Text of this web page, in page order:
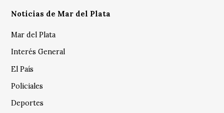
Noticias de Mar del Plata
Mar del Plata
Interés General
El País
Policiales
Deportes